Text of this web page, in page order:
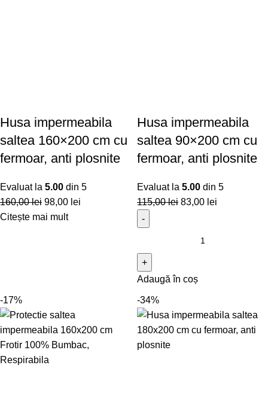
Husa impermeabila
saltea 160×200 cm cu
fermoar, anti plosnite
Evaluat la 5.00 din 5
160,00lei 98,00 lei
Citește mai mult
Husa impermeabila
saltea 90×200 cm cu
fermoar, anti plosnite
Evaluat la 5.00 din 5
115,00lei 83,00 lei
Adaugă în coș
-17% -34%